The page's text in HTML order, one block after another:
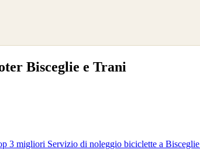
Bisceglie e Trani
3 migliori Servizio di noleggio biciclette a Bisceglie